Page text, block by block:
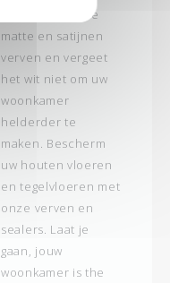
muren met onze
matte en satijnen
verven en vergeet
het wit niet om uw
woonkamer
helderder te
maken. Bescherm
uw houten vloeren
en tegelvloeren met
onze verven en
sealers. Laat je
gaan, jouw
woonkamer is the